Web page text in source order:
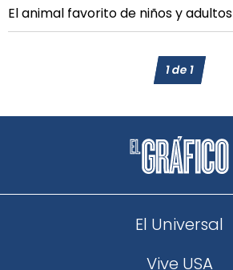
El animal favorito de niños y adultos
1de1
El Universal
Vive USA